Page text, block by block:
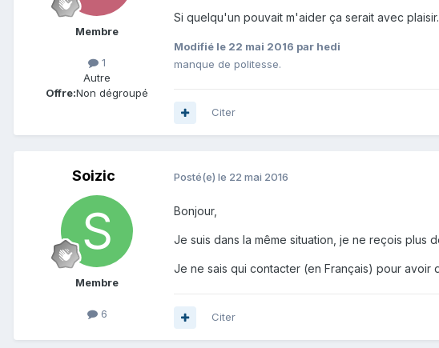
Membre
1
Autre
Offre:Non dégroupé
Si quelqu'un pouvait m'aider ça serait avec plaisir.
Modifié le 22 mai 2016 par hedi
manque de politesse.
Citer
Soizic
Membre
6
Posté(e) le 22 mai 2016
Bonjour,
Je suis dans la même situation, je ne reçois plus
Je ne sais qui contacter (en Français) pour avoir
Citer